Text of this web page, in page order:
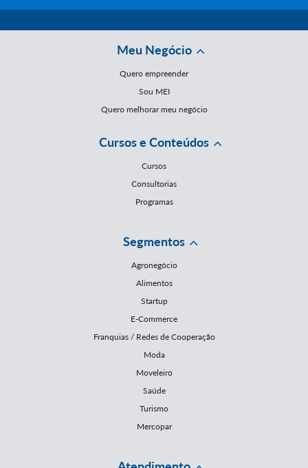
Meu Negócio
Quero empreender
Sou MEI
Quero melhorar meu negócio
Cursos e Conteúdos
Cursos
Consultorias
Programas
Segmentos
Agronegócio
Alimentos
Startup
E-Commerce
Franquias / Redes de Cooperação
Moda
Moveleiro
Saúde
Turismo
Mercopar